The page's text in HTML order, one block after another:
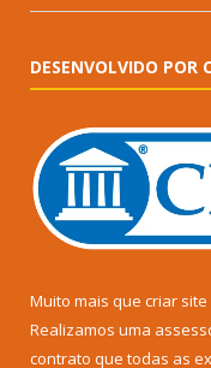
DESENVOLVIDO POR
Muito mais que criar site
Realizamos uma
contrato que todas as